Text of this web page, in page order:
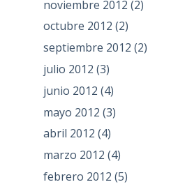
noviembre 2012 (2)
octubre 2012 (2)
septiembre 2012 (2)
julio 2012 (3)
junio 2012 (4)
mayo 2012 (3)
abril 2012 (4)
marzo 2012 (4)
febrero 2012 (5)